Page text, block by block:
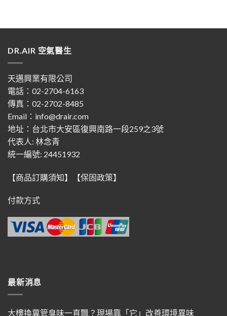
DR.AIR 空氣醫生
天邁興業有限公司
電話：02-2704-6163
傳真：02-2702-8485
Email：info@drair.com
地址： 台北市大安區復興南路一段259之3號
代表人: 林念青
統一編號: 24451932
【商品訂購須知】 【保固政策】
付款方式
最新消息
大樓換糞管臭味一直飄？現場靠「它」改善環境異味